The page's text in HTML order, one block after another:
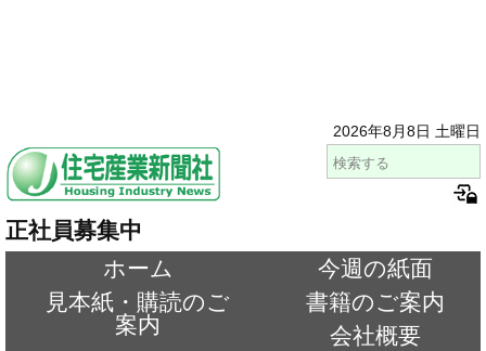
2026年8月8日 土曜日
正社員募集中
ホーム
今週の紙面
見本紙・購読のご
案内
書籍のご案内
会社概要